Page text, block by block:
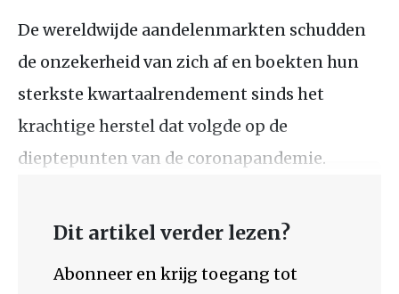
De wereldwijde aandelenmarkten schudden
de onzekerheid van zich af en boekten hun
sterkste kwartaalrendement sinds het
krachtige herstel dat volgde op de
dieptepunten van de coronapandemie.
Dit artikel verder lezen?
Abonneer en krijg toegang tot